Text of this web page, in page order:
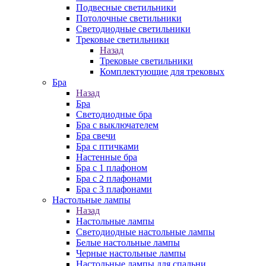
Подвесные светильники
Потолочные светильники
Светодиодные светильники
Трековые светильники
Назад
Трековые светильники
Комплектующие для трековых
Бра
Назад
Бра
Светодиодные бра
Бра с выключателем
Бра свечи
Бра с птичками
Настенные бра
Бра с 1 плафоном
Бра с 2 плафонами
Бра с 3 плафонами
Настольные лампы
Назад
Настольные лампы
Светодиодные настольные лампы
Белые настольные лампы
Черные настольные лампы
Настольные лампы для спальни